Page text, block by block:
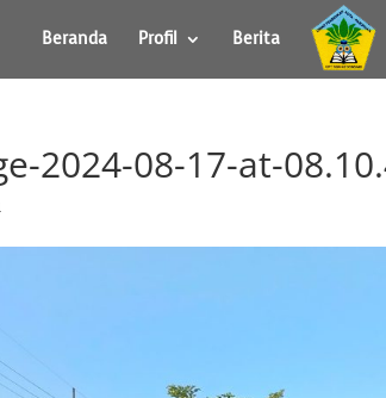
Beranda Profil Berita
2024-08-17-at-